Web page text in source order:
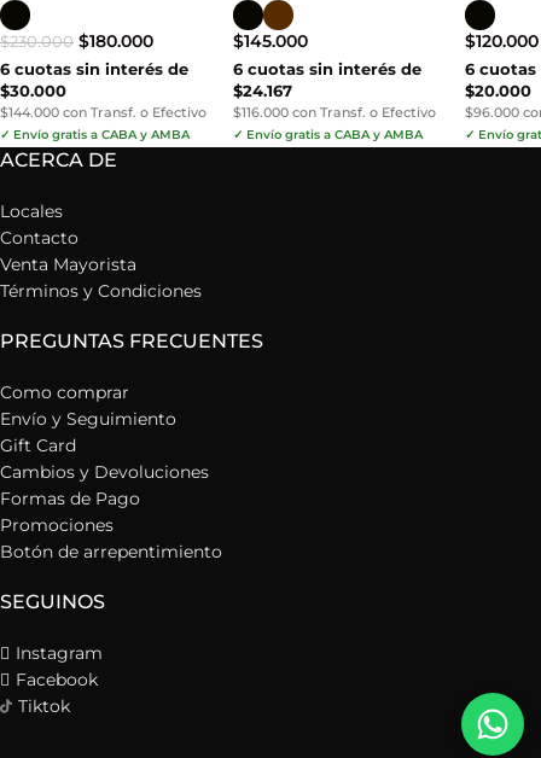
$230.000 $180.000
6 cuotas sin interés de
$30.000
$144.000 con Transf. o Efectivo
✓ Envío gratis a CABA y AMBA
$145.000
6 cuotas sin interés de
$24.167
$116.000 con Transf. o Efectivo
✓ Envío gratis a CABA y AMBA
$120.000
6 cuotas
$20.000
$96.000
✓ Envío
ACERCA DE
Locales
Contacto
Venta Mayorista
Términos y Condiciones
PREGUNTAS FRECUENTES
Como comprar
Envío y Seguimiento
Gift Card
Cambios y Devoluciones
Formas de Pago
Promociones
Botón de arrepentimiento
SEGUINOS
Instagram
Facebook
Tiktok